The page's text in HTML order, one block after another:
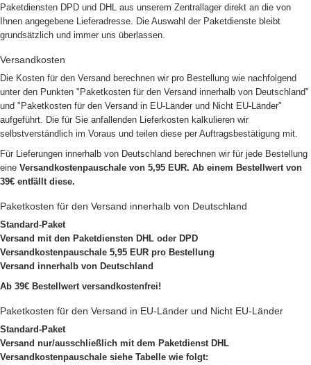
Paketdiensten DPD und DHL aus unserem Zentrallager direkt an die von
Ihnen angegebene Lieferadresse. Die Auswahl der Paketdienste bleibt
grundsätzlich und immer uns überlassen.
Versandkosten
Die Kosten für den Versand berechnen wir pro Bestellung wie nachfolgend
unter den Punkten "Paketkosten für den Versand innerhalb von Deutschland"
und "Paketkosten für den Versand in EU-Länder und Nicht EU-Länder"
aufgeführt. Die für Sie anfallenden Lieferkosten kalkulieren wir
selbstverständlich im Voraus und teilen diese per Auftragsbestätigung mit.
Für Lieferungen innerhalb von Deutschland berechnen wir für jede Bestellung
eine Versandkostenpauschale von 5,95 EUR. Ab einem Bestellwert von
39€ entfällt diese.
Paketkosten für den Versand innerhalb von Deutschland
Standard-Paket
Versand mit den Paketdiensten DHL oder DPD
Versandkostenpauschale 5,95 EUR pro Bestellung
Versand innerhalb von Deutschland
Ab 39€ Bestellwert versandkostenfrei!
Paketkosten für den Versand in EU-Länder und Nicht EU-Länder
Standard-Paket
Versand nur/ausschließlich mit dem Paketdienst DHL
Versandkostenpauschale siehe Tabelle wie folgt: